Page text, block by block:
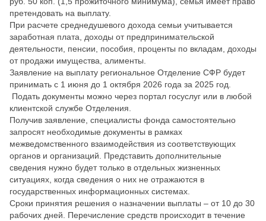
претендовать на выплату.
При расчете среднедушевого дохода семьи учитывается
заработная плата, доходы от предпринимательской
деятельности, пенсии, пособия, проценты по вкладам, доходы
от продажи имущества, алименты.
Заявление на выплату региональное Отделение СФР будет
принимать с 1 июня до 1 октября 2026 года за 2025 год.
Подать документы можно через портал госуслуг или в любой
клиентской службе Отделения.
Получив заявление, специалисты фонда самостоятельно
запросят необходимые документы в рамках
межведомственного взаимодействия из соответствующих
органов и организаций. Представить дополнительные
сведения нужно будет только в отдельных жизненных
ситуациях, когда сведения о них не отражаются в
государственных информационных системах.
Сроки принятия решения о назначении выплаты – от 10 до 30
рабочих дней. Перечисление средств происходит в течение